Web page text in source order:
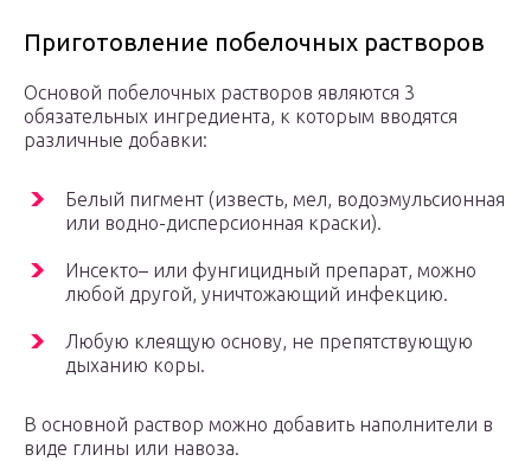
Приготовление побелочных растворов
Основой побелочных растворов являются 3
обязательных ингредиента, к которым вводятся
различные добавки:
Белый пигмент (известь, мел, водоэмульсионная
или водно-дисперсионная краски).
Инсекто– или фунгицидный препарат, можно
любой другой, уничтожающий инфекцию.
Любую клеящую основу, не препятствующую
дыханию коры.
В основной раствор можно добавить наполнители в
виде глины или навоза.